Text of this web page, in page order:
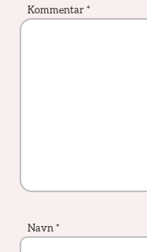
Kommentar *
Navn *